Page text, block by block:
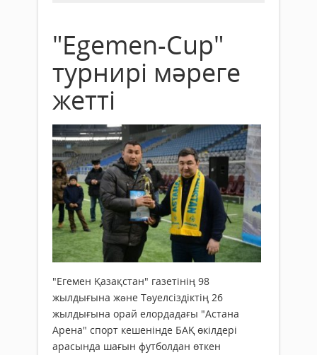
"Egemen-Cup"
турнирі мәреге
жетті
"Егемен Қазақстан" газетінің 98
жылдығына жəне Тəуелсіздіктің 26
жылдығына орай елордадағы "Астана
Арена" спорт кешенінде БАҚ өкілдері
арасында шағын футболдан өткен